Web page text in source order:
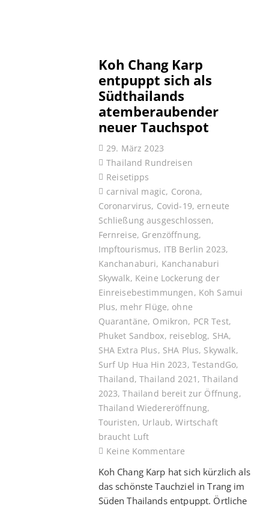
Koh Chang Karp
entpuppt sich als
Südthailands
atemberaubender
neuer Tauchspot
29. März 2023
Thailand Rundreisen
Reisetipps
carnival magic, Corona,
Coronarvirus, Covid-19, erneute
Schließung ausgeschlossen,
Fernreise, Grenzöffnung,
Impftourismus, ITB Berlin 2023,
Kanchanaburi, Kanchanaburi
Skywalk, Keine Lockerung der
Einreisebestimmungen, Koh Samui
Plus, mehr Flüge, ohne
Quarantäne, Omikron, PCR Test,
Phuket Sandbox, reiseblog, SHA,
SHA Extra Plus, SHA Plus, Skywalk,
Surf Up Hua Hin 2023, TestandGo,
Thailand,Thailand 2021 ,Thailand
2023,Thailand bereit zur Öffnung,
Thailand Wiedereröffnung,
Touristen, Urlaub,Wirtschaft
braucht Luft
Keine Kommentare
Koh Chang Karp hat sich kürzlich als
das schönste Tauchziel in Trang im
Süden Thailands entpuppt. Örtliche